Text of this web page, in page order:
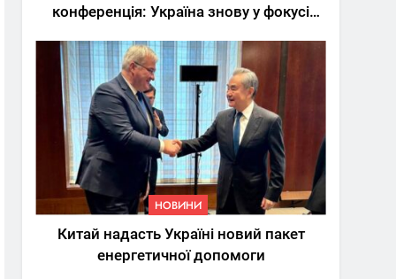
конференція: Україна знову у фокусі
НОВИНИ
Китай надасть Україні новий пакет
енергетичної допомоги
5
Трамп вимагає від
Зеленського активних
кроків у мирному
процесі
НОВИНИ
6
КМДА заявила про
параліч